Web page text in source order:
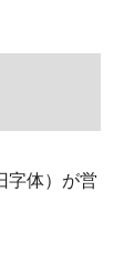
字体）が営